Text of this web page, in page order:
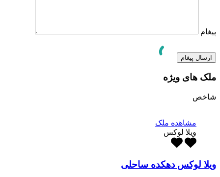
پیغام
ملک های ویژه
شاخص
مشاهده ملک
ویلا لوکس
ویلا لوکس دهکده ساحلی